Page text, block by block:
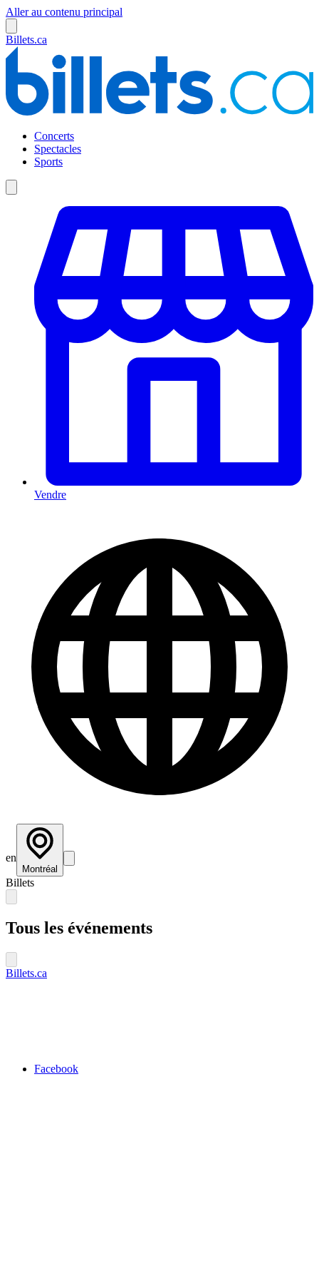
Aller au contenu principal
Billets.ca
Concerts
Spectacles
Sports
Vendre
en
Montréal
Billets
Tous les événements
Billets.ca
Facebook